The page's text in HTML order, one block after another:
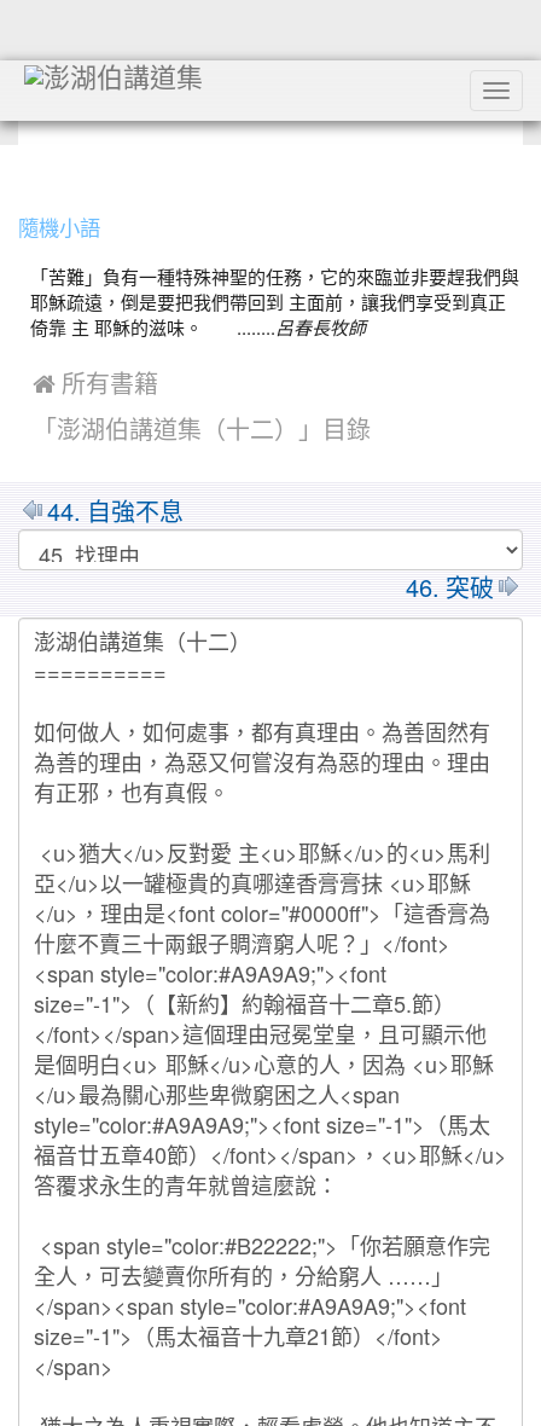
隨機小語
「苦難」負有一種特殊神聖的任務，它的來臨並非要趕我們與
耶穌疏遠，倒是要把我們帶回到 主面前，讓我們享受到真正
倚靠 主 耶穌的滋味。 ........呂春長牧師
 所有書籍
「澎湖伯講道集（十二）」目錄
MarkDown
44. 自強不息
46. 突破